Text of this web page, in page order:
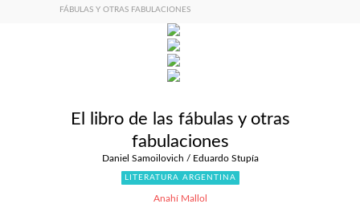
FÁBULAS Y OTRAS FABULACIONES
El libro de las fábulas y otras
fabulaciones
Daniel Samoilovich / Eduardo Stupía
LITERATURA ARGENTINA
Anahí Mallol